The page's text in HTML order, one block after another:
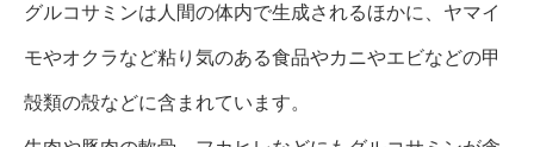
グルコサミンは人間の体内で生成されるほかに、ヤマイ
モやオクラなど粘り気のある食品やカニやエビなどの甲
殻類の殻などに含まれています。